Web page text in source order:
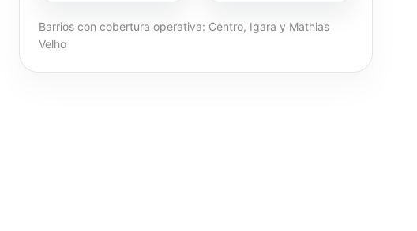
Barrios con cobertura operativa: Centro, Igara y Mathias
Velho